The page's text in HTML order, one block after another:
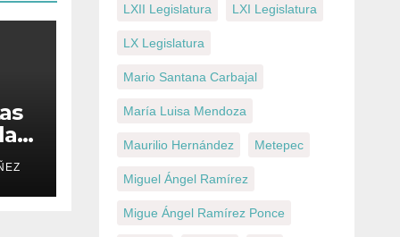
LXII Legislatura LXI Legislatura
LX Legislatura
Mario Santana Carbajal
María Luisa Mendoza
Maurilio Hernández Metepec
Miguel Ángel Ramírez
Migue Ángel Ramírez Ponce